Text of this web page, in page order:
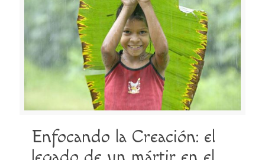
Enfocando la Creación: el